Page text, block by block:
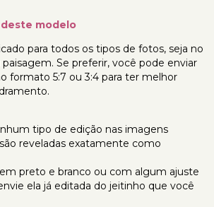
modelo
para todos os tipos de fotos, seja no
Se preferir, você pode enviar
formato 5:7 ou 3:4 para ter melhor
tipo de edição nas imagens
reveladas exatamente como
preto e branco ou com algum ajuste
ela já editada do jeitinho que você